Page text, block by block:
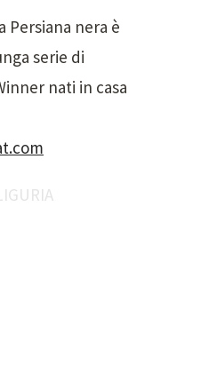
Persiana nera è
serie di
nati in casa